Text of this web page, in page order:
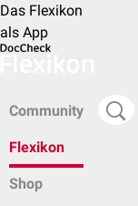
Das Flexikon
als App
Community
Flexikon
Shop